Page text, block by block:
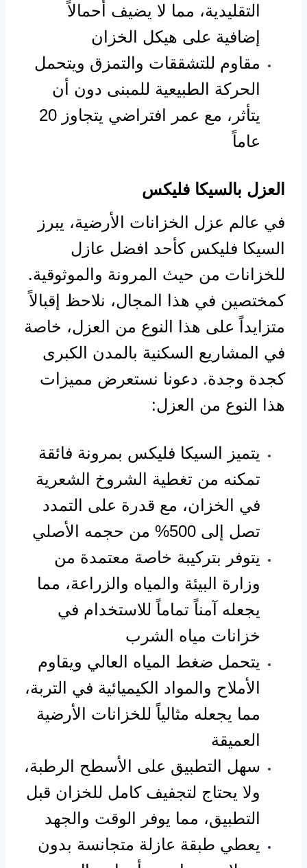
التقليدية، مما لا يضيف أحمالاً
إضافية على هيكل الخزان
مقاوم للتشققات والتمزق ويتحمل
الحركة الطبيعية للمبنى دون أن
يتأثر، مع عمر افتراضي يتجاوز 20
عاماً
العزل بالسيكا فليكس
في عالم عزل الخزانات الأرضية، يبرز
السيكا فليكس كأحد افضل عازل
للخزانات من حيث المرونة والموثوقية.
كمختصين في هذا المجال، نلاحظ إقبالاً
متزايداً على هذا النوع من العزل، خاصة
في المشاريع السكنية بالمدن الكبرى
كجدة وجدة. دعونا نستعرض مميزات
هذا النوع من العزل:
يتميز السيكا فليكس بمرونة فائقة
تمكنه من تغطية الشروخ الشعرية
في الخزان، مع قدرة على التمدد
تصل إلى 500% من حجمه الأصلي
يتوفر بتركيبة خاصة معتمدة من
وزارة البيئة والمياه والزراعة، مما
يجعله آمناً تماماً للاستخدام في
خزانات مياه الشرب
يتحمل ضغط المياه العالي ويقاوم
الأملاح والمواد الكيميائية في التربة،
مما يجعله مثالياً للخزانات الأرضية
العميقة
سهل التطبيق على الأسطح الرطبة،
ولا يحتاج لتجفيف كامل للخزان قبل
التطبيق، مما يوفر الوقت والجهد
يعطي طبقة عازلة متجانسة بدون